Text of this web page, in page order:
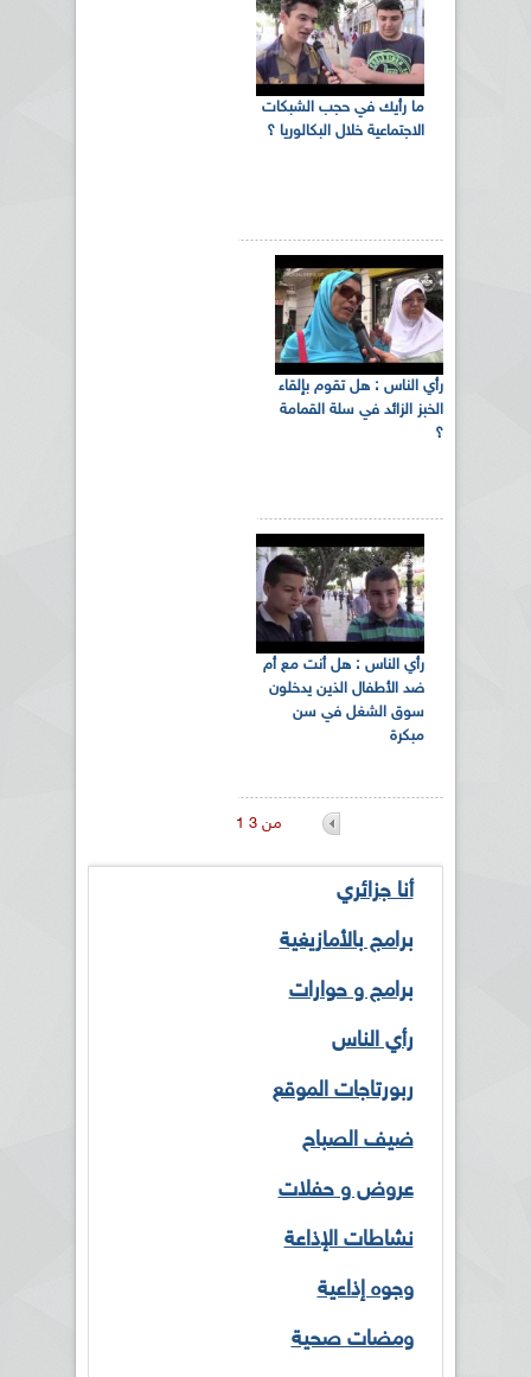
ما رأيك في حجب الشبكات
الاجتماعية خلال البكالوريا ؟
رأي الناس : هل تقوم بإلقاء
الخبز الزائد في سلة القمامة
؟
رأي الناس : هل أنت مع أم
ضد الأطفال الذين يدخلون
سوق الشغل في سن
مبكرة
1 من 3
أنا جزائري
برامج بالأمازيغية
برامج و حوارات
رأي الناس
ربورتاجات الموقع
ضيف الصباح
عروض و حفلات
نشاطات الإذاعة
وجوه إذاعية
ومضات صحية